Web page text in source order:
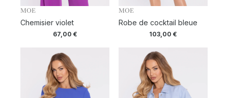
MOE
Chemisier violet
67,00 €
MOE
Robe de cocktail bleue
103,00 €